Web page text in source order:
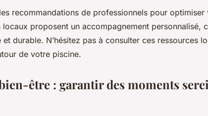
recommandations de professionnels pour optimiser
locaux proposent un accompagnement personnalisé,
et durable. N’hésitez pas à consulter ces ressources
de votre piscine.
être : garantir des moments